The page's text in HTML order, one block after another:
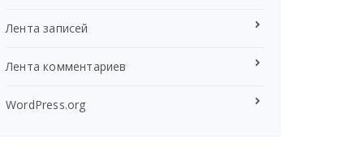
Лента записей
Лента комментариев
WordPress.org